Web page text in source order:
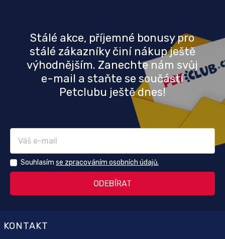
Stálé akce, příjemné bonusy pro
stálé zákazníky činí nákup ještě
výhodnějším. Zanechte nám svůj
e-mail a staňte se součástí
Petclubu ještě dnes!
Souhlasím se zpracováním osobních údajů.
KONTAKT